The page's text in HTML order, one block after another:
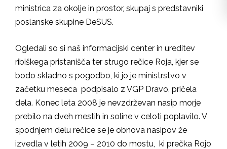
ministrica za okolje in prostor, skupaj s predstavniki
poslanske skupine DeSUS.
Ogledali so si naš informacijski center in ureditev
ribiškega pristanišča ter strugo rečice Roja, kjer se
bodo skladno s pogodbo, ki jo je ministrstvo v
začetku meseca podpisalo z VGP Dravo, pričela
dela. Konec leta 2008 je nevzdrževan nasip morje
prebilo na dveh mestih in soline v celoti poplavilo. V
spodnjem delu rečice se je obnova nasipov že
izvedla v letih 2009 – 2010 do mostu, ki prečka Rojo